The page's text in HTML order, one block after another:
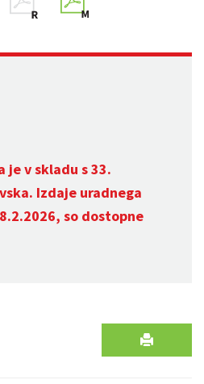
je v skladu s 33.
Izdaje uradnega
so dostopne